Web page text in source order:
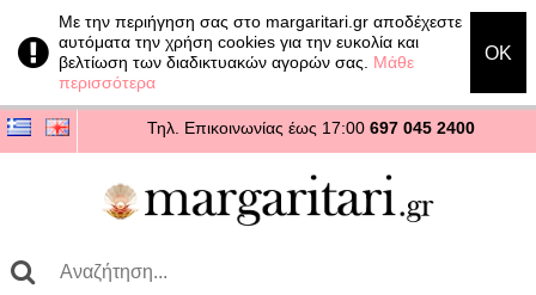
Με την περιήγηση σας στο margaritari.gr αποδέχεστε
αυτόματα την χρήση cookies για την ευκολία και
βελτίωση των διαδικτυακών αγορών σας. Μάθε
περισσότερα
OK
Τηλ. Επικοινωνίας έως 17:00 697 045 2400